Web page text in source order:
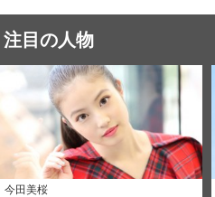
注目の人物
今田美桜